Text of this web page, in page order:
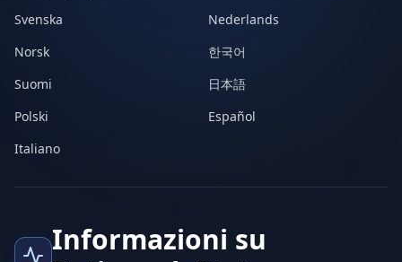
Svenska
Nederlands
Norsk
한국어
Suomi
日本語
Polski
Español
Italiano
Informazioni su